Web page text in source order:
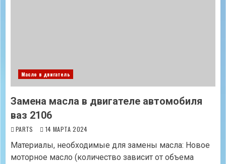
Масло в двигатель
Замена масла в двигателе автомобиля
ваз 2106
PARTS 14 МАРТА 2024
Материалы, необходимые для замены масла: Новое
моторное масло (количество зависит от объема